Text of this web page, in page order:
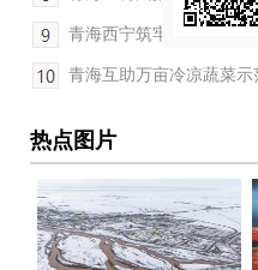
青海西宁筑牢危险化学品
青海互助万亩冷凉蔬菜示
热点图片